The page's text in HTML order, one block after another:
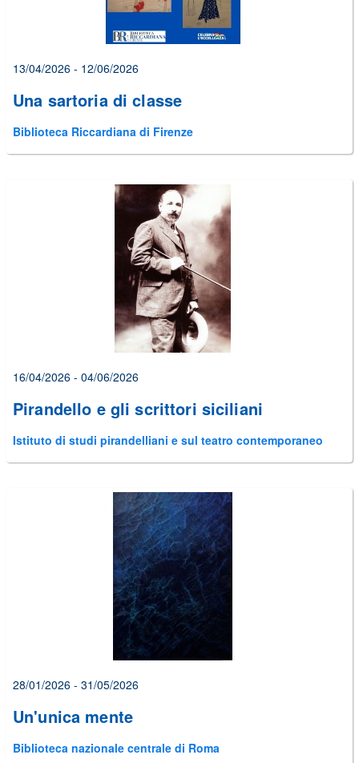
13/04/2026 - 12/06/2026
Una sartoria di classe
Biblioteca Riccardiana di Firenze
16/04/2026 - 04/06/2026
Pirandello e gli scrittori siciliani
Istituto di studi pirandelliani e sul teatro contemporaneo
28/01/2026 - 31/05/2026
Un'unica mente
Biblioteca nazionale centrale di Roma